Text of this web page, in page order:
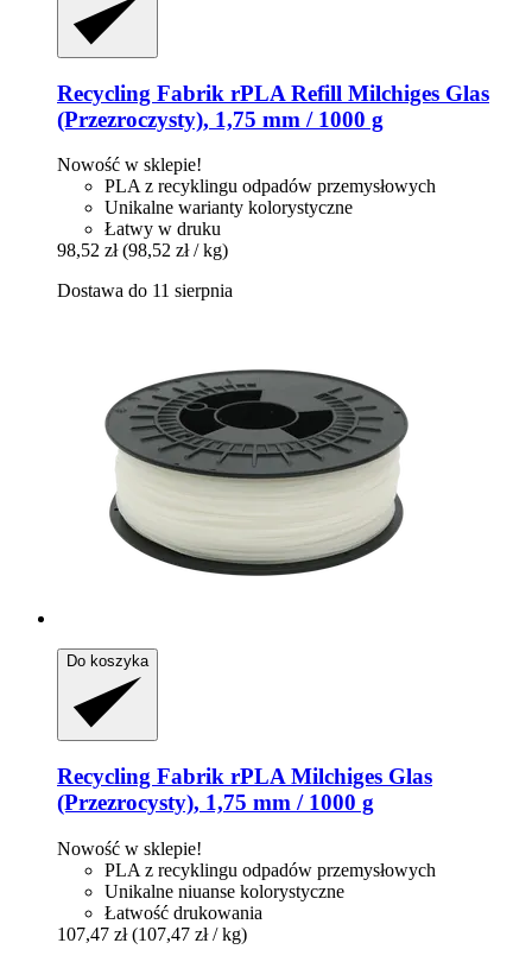
Recycling Fabrik rPLA Refill Milchiges Glas
(Przezroczysty), 1,75 mm / 1000 g
Nowość w sklepie!
PLA z recyklingu odpadów przemysłowych
Unikalne warianty kolorystyczne
Łatwy w druku
98,52 zł (98,52 zł / kg)
Dostawa do 11 sierpnia
Do koszyka
Recycling Fabrik rPLA Milchiges Glas
(Przezrocysty), 1,75 mm / 1000 g
Nowość w sklepie!
PLA z recyklingu odpadów przemysłowych
Unikalne niuanse kolorystyczne
Łatwość drukowania
107,47 zł (107,47 zł / kg)